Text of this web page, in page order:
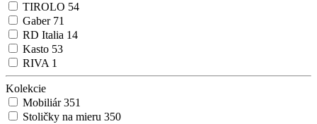
TIROLO 54
Gaber 71
RD Italia 14
Kasto 53
RIVA 1
Kolekcie
Mobiliár351
Stoličky na mieru 350